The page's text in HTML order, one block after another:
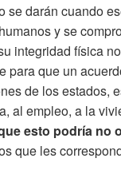
se darán cuando
y se
integridad física
para que un
de los estados,
al empleo, a la
esto podría no
que les